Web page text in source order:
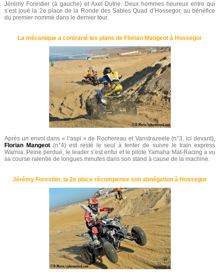
Jérémy Forestier (à gauche) et Axel Dutrie. Deux hommes heureux entre qui
s’est joué la 2e place de la Ronde des Sables Quad d’Hossegor, au bénéfice
du premier nommé dans le dernier tour.
La mécanique a contrarié les plans de Florian Mangeot à Hossegor
Après un envol dans « l’aspi » de Rochereau et Vanstrazeele (n°3, ici devant),
Florian Mangeot (n°4) est resté le seul à tenter de suivre le train express
Warnia. Peine perdue, le leader s’est enfui et le pilote Yamaha Mat-Racing a vu
sa course ralentie de longues minutes dans son stand à cause de la machine.
Jérémy Forestier, la 2e place récompense son abnégation à Hossegor